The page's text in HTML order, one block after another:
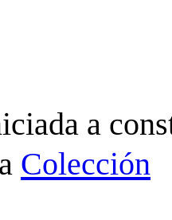
a
Colección